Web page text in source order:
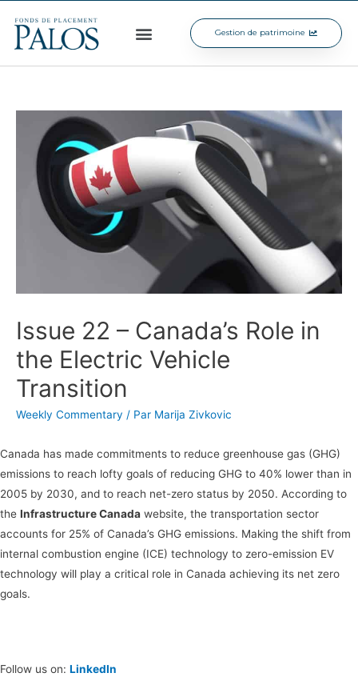
Gestion de patrimoine
Issue 22 – Canada’s Role in
the Electric Vehicle
Transition
Weekly Commentary / Par Marija Zivkovic
Canada has made commitments to reduce greenhouse gas (GHG)
emissions to reach lofty goals of reducing GHG to 40% lower than in
2005 by 2030, and to reach net-zero status by 2050. According to
the Infrastructure Canada website, the transportation sector
accounts for 25% of Canada’s GHG emissions. Making the shift from
internal combustion engine (ICE) technology to zero-emission EV
technology will play a critical role in Canada achieving its net zero
goals.
Follow us on: LinkedIn